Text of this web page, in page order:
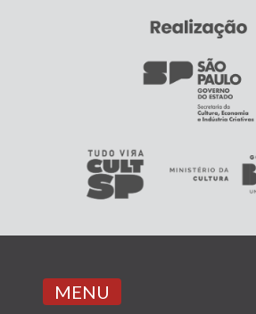
MENU